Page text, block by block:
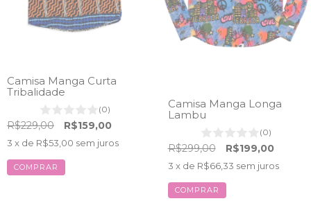
Camisa Manga Curta
Tribalidade
(0)
R$229,00 R$159,00
3 x de R$53,00 sem juros
COMPRAR
Camisa Manga Longa
Lambu
(0)
R$299,00 R$199,00
3 x de R$66,33 sem juros
COMPRAR